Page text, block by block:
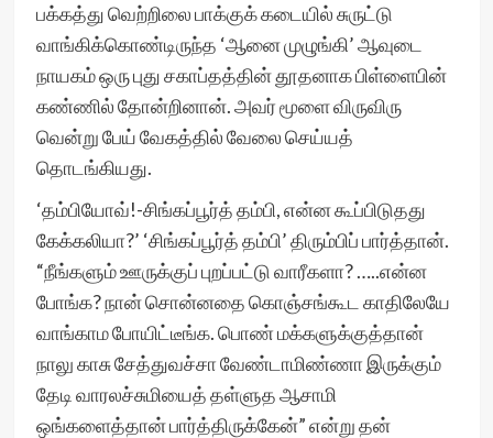
பக்கத்து வெற்றிலை பாக்குக் கடையில் சுருட்டு
வாங்கிக்கொண்டிருந்த ‘ஆனை முழுங்கி’ ஆவுடை
நாயகம் ஒரு புது சகாப்தத்தின் தூதனாக பிள்ளைபின்
கண்ணில் தோன்றினான். அவர் மூளை விருவிரு
வென்று பேய் வேகத்தில் வேலை செய்யத்
தொடங்கியது.
‘தம்பியோவ்!-சிங்கப்பூர்த் தம்பி, என்ன கூப்பிடுதது
கேக்கலியா?’ ‘சிங்கப்பூர்த் தம்பி’ திரும்பிப் பார்த்தான்.
“நீங்களும் ஊருக்குப் புறப்பட்டு வாரீகளா? …..என்ன
போங்க? நான் சொன்னதை கொஞ்சங்கூட காதிலேயே
வாங்காம போயிட்டீங்க. பொண் மக்களுக்குத்தான்
நாலு காசு சேத்துவச்சா வேண்டாமிண்ணா இருக்கும்
தேடி வாரலச்சுமியைத் தள்ளுத ஆசாமி
ஒங்களைத்தான் பார்த்திருக்கேன்” என்று தன்